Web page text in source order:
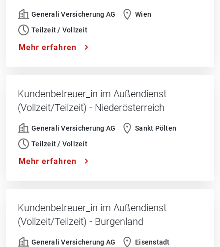
Generali Versicherung AG
Wien
Teilzeit / Vollzeit
Mehr erfahren
Kundenbetreuer_in im Außendienst
(Vollzeit/Teilzeit) - Niederösterreich
Generali Versicherung AG
Sankt Pölten
Teilzeit / Vollzeit
Mehr erfahren
Kundenbetreuer_in im Außendienst
(Vollzeit/Teilzeit) - Burgenland
Generali Versicherung AG
Eisenstadt